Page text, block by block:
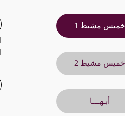
خميس مشيط 1
خميس مشيط 2
أبـهـــا